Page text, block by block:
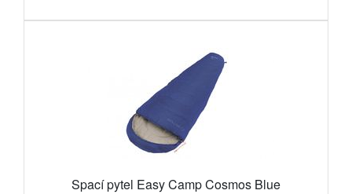
Spací pytel Easy Camp Cosmos Blue